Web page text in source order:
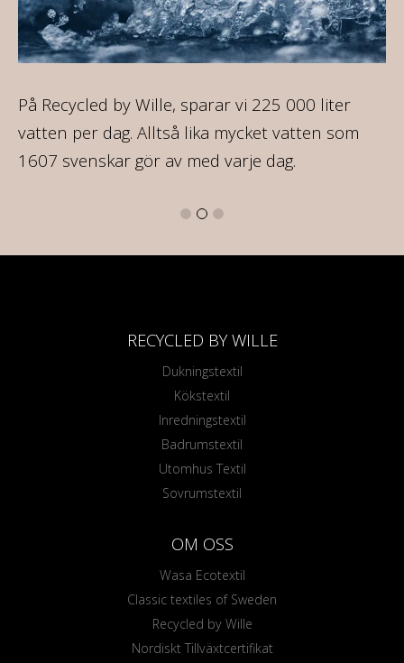
På Recycled by Wille, sparar vi 225 000 liter
vatten per dag. Alltså lika mycket vatten som
1607 svenskar gör av med varje dag.
RECYCLED BY WILLE
Dukningstextil
Kökstextil
Inredningstextil
Badrumstextil
Utomhus Textil
Sovrumstextil
OM OSS
Wasa Ecotextil
Classic textiles of Sweden
Recycled by Wille
Nordiskt Tillväxtcertifikat